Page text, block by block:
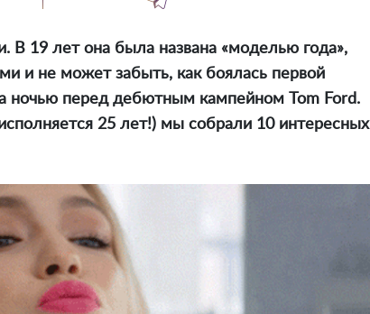
19 лет она была названа «моделью года»,
и не может забыть, как боялась первой
ночью перед дебютным кампейном Tom Ford.
25 лет!) мы собрали 10 интересных